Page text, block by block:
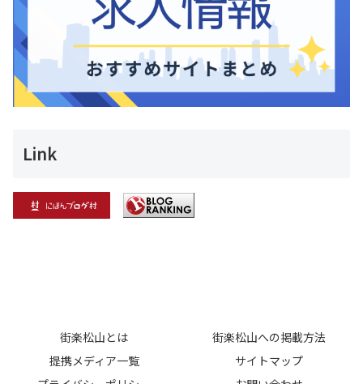
Link
街楽松山とは
街楽松山への掲載方法
提携メディア一覧
サイトマップ